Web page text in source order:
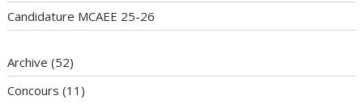
Candidature MCAEE 25-26
Archive (52)
Concours (11)